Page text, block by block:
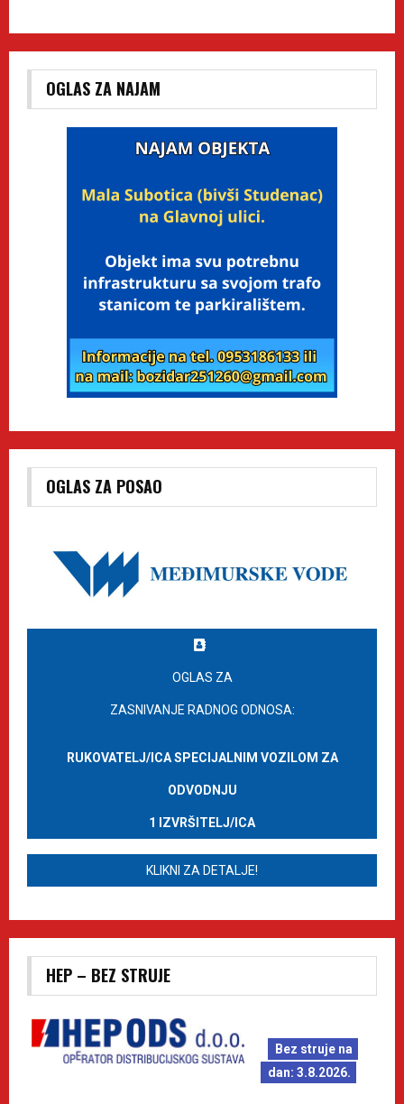
OGLAS ZA NAJAM
OGLAS ZA POSAO
OGLAS ZA
ZASNIVANJE RADNOG ODNOSA:
RUKOVATELJ/ICA SPECIJALNIM VOZILOM ZA
ODVODNJU
1 IZVRŠITELJ/ICA
KLIKNI ZA DETALJE!
HEP – BEZ STRUJE
Bez struje na
dan: 3.8.2026.